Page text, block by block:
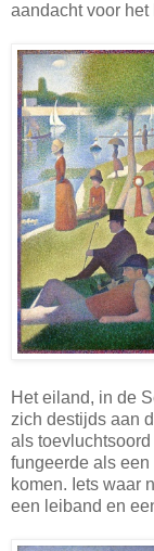
aandacht voor het
Het eiland, in de
zich destijds aan
als
fungeerde als
komen. Iets waar
een leiband en